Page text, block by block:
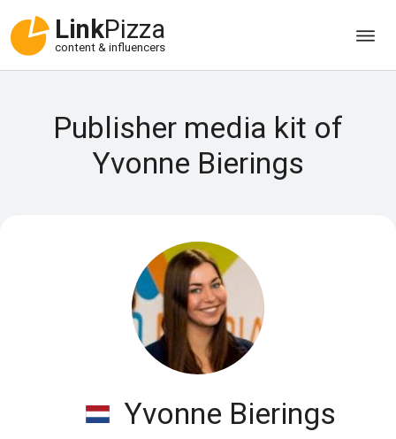
LinkPizza
content & influencers
Publisher media kit of
Yvonne Bierings
Yvonne Bierings